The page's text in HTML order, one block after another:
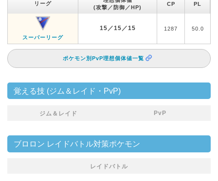
リーグ
(攻撃／防御／HP)
CP PL
スーパーリーグ
15／15／15 1287 50.0
ポケモン別PvP理想個体値一覧
覚える技 (ジム＆レイド・PvP)
ジム＆レイド PvP
ブロロン レイドバトル対策ポケモン
レイドバトル